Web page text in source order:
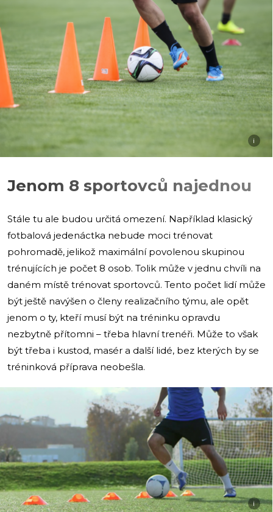
i
Jenom 8 sportovců najednou
Stále tu ale budou určitá omezení. Například klasický
fotbalová jedenáctka nebude moci trénovat
pohromadě, jelikož maximální povolenou skupinou
trénujících je počet 8 osob. Tolik může v jednu chvíli na
daném místě trénovat sportovců. Tento počet lidí může
být ještě navýšen o členy realizačního týmu, ale opět
jenom o ty, kteří musí být na tréninku opravdu
nezbytně přítomni – třeba hlavní trenéři. Může to však
být třeba i kustod, masér a další lidé, bez kterých by se
tréninková příprava neobešla.
i